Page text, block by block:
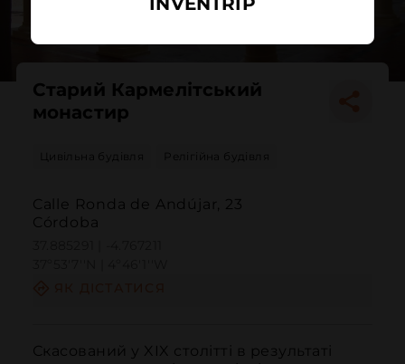
Старий Кармелітський
монастир
Цивільна будівля Релігійна будівля
Calle Ronda de Andújar, 23
Córdoba
Скасований у XIX столітті в результаті